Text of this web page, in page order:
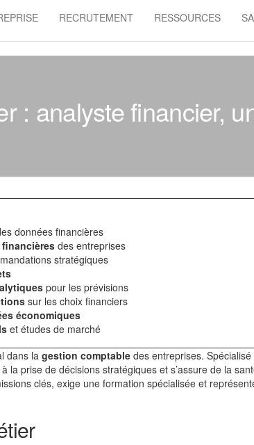
RECRUTEMENT RESSOURCES
: analyste financier,
données financières
des entreprises
stratégiques
pour les prévisions
sur les choix financiers
économiques
et études de marché
dans la gestion comptable des entreprises.
la prise de décisions stratégiques et s’assure de la
clés, exige une formation spécialisée et